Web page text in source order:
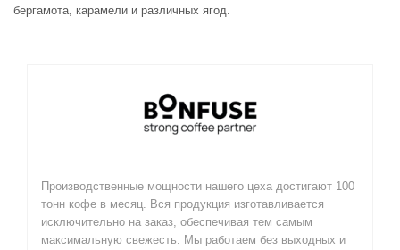
бергамота, карамели и различных ягод.
Производственные мощности нашего цеха достигают 100
тонн кофе в месяц. Вся продукция изготавливается
исключительно на заказ, обеспечивая тем самым
максимальную свежесть. Мы работаем без выходных и